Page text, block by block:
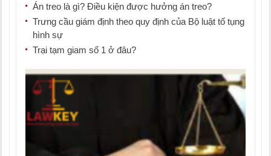
Án treo là gì? Điều kiện được hưởng án treo?
Trưng cầu giám định theo quy định của Bộ luật tố tụng
hình sự
Trại tạm giam số 1 ở đâu?